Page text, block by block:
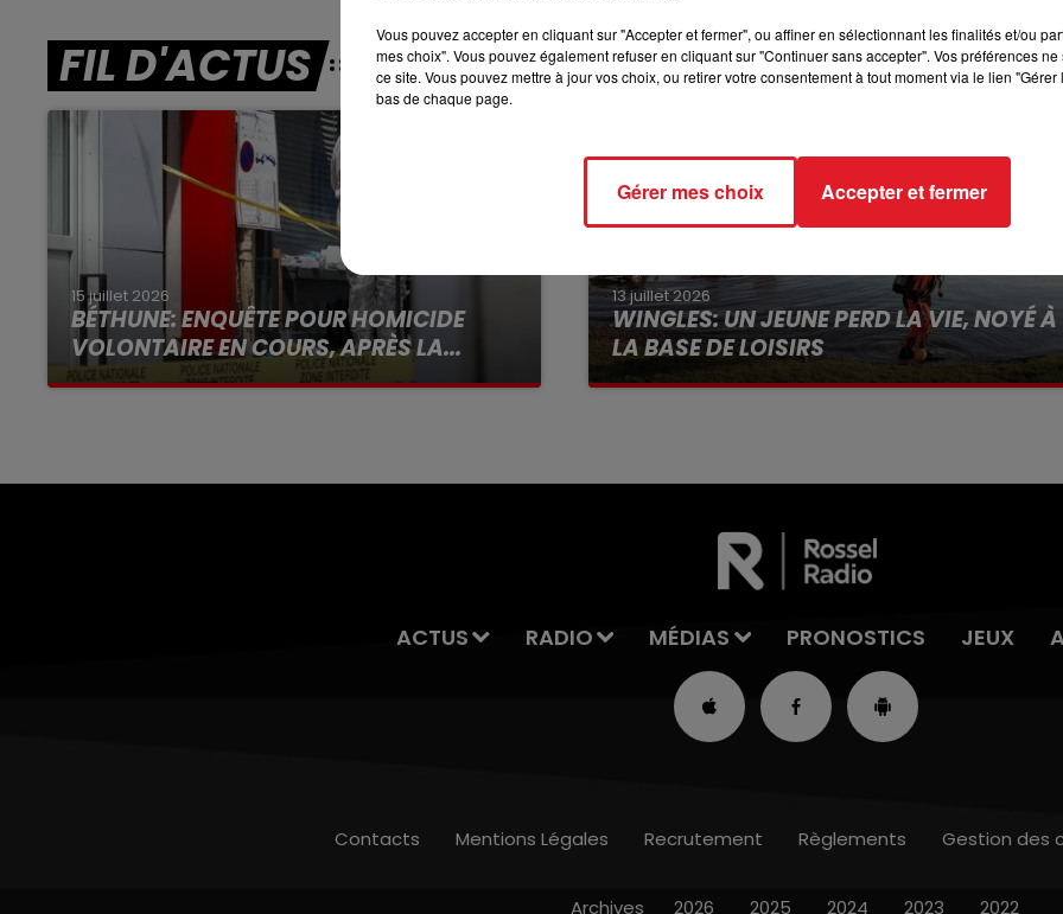
FIL D'ACTUS
15 juillet 2026
BÉTHUNE: ENQUÊTE POUR HOMICIDE
VOLONTAIRE EN COURS, APRÈS LA...
Selon les premiers éléments, le logement
13 juillet 2026
WINGLES: UN JEUNE PERD LA VIE, NOYÉ À
LA BASE DE LOISIRS
La victime a coulé à pic
ACTUS RADIO MÉDIAS PRONOSTICS JEUX
Contacts Mentions Légales Recrutement Règlements Gestion des
Archives 2026 2025 2024 2023 2022
Vous pouvez accepter en cliquant sur "Accepter et fermer", ou affiner en sélectionnant les finalités et/ou
mes choix". Vous pouvez également refuser en cliquant sur "Continuer sans accepter". Vos préférences
ce site. Vous pouvez mettre à jour vos choix, ou retirer votre consentement à tout moment via le lien
bas de chaque page.
Gérer mes choix Accepter et fermer